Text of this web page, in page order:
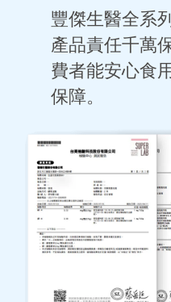
豐傑生醫全系
產品責任千萬
費者能安心食
保障。